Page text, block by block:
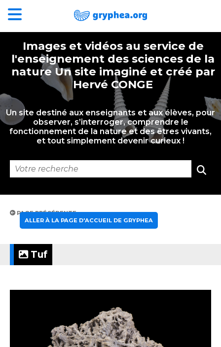
Images et vidéos au service de
l'enseignement des sciences de la
nature Un site imaginé et créé par
Hervé CONGE
Un site destiné aux enseignants et aux élèves, pour
observer, s’interroger, comprendre le
fonctionnement de la nature et des êtres vivants,
et tout simplement devenir curieux !
PAGE PRÉCÉDENTE
ALLER À LA PAGE D'ACCUEIL DE GRYPHEA
Tuf